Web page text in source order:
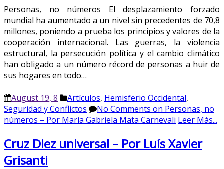
Personas, no números El desplazamiento forzado
mundial ha aumentado a un nivel sin precedentes de 70,8
millones, poniendo a prueba los principios y valores de la
cooperación internacional. Las guerras, la violencia
estructural, la persecución política y el cambio climático
han obligado a un número récord de personas a huir de
sus hogares en todo…
August 19, 8 Artículos, Hemisferio Occidental,
Seguridad y Conflictos
No Comments on Personas, no
números – Por María Gabriela Mata Carnevali Leer Más...
Cruz Diez universal – Por Luís Xavier
Grisanti